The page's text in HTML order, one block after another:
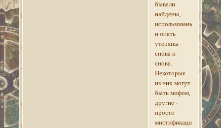
бывали
найдены,
использованы,
и опять
утеряны -
снова и
снова.
Некоторые
из них могут
быть мифом,
другие -
просто
мистификацией,